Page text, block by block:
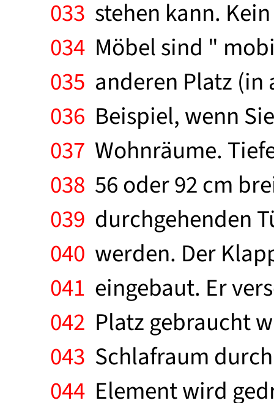
033 stehen kann.
034 Möbel sind "
035 anderen Platz
036 Beispiel, wenn
037 Wohnräume.
038 56 oder 92 cm
039 durchgehenden
040 werden. Der
041 eingebaut. Er
042 Platz gebraucht
043 Schlafraum
044 Element wird